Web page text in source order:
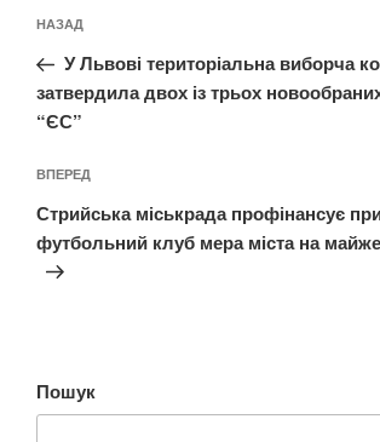
записів
Попередній
запис:
НАЗАД
У Львові територіальна виборча
затвердила двох із трьох
“ЄС”
Наступний
запис
ВПЕРЕД
Стрийська міськрада профінансує
футбольний клуб мера міста на
Пошук